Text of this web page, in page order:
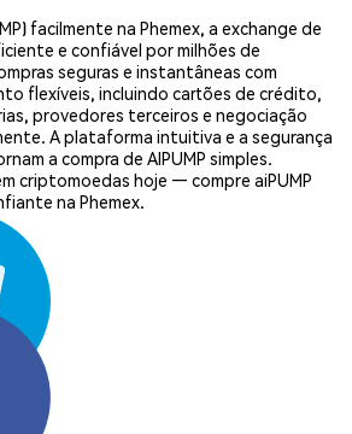
facilmente na Phemex, a exchange de
e confiável por milhões de
seguras e instantâneas com
flexíveis, incluindo cartões de crédito,
provedores terceiros e negociação
A plataforma intuitiva e a segurança
a compra de AIPUMP simples.
criptomoedas hoje — compre aiPUMP
na Phemex.